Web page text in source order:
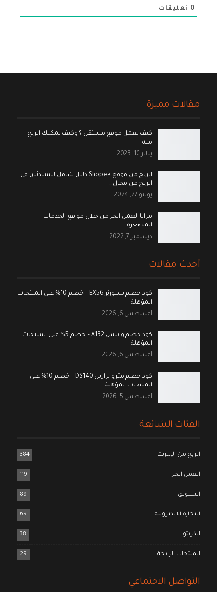
0 تعليقات
مقالات مميزة
كيف يعمل موقع مستقل ؟ وكيف يمكنك الربح
منه
يناير 10, 2023
الربح من موقع Shopee دليل شامل للمبتدئين في
الربح من مجال…
يونيو 27, 2024
مزايا العمل الحر من خلال مواقع الخدمات
المصغرة
ديسمبر 7, 2022
أحدث مقالات
كود خصم سبورتر EX56 – خصم 10% على المنتجات
المؤهلة
أغسطس 6, 2026
كود خصم وايتس A132 – خصم 5% على المنتجات
المؤهلة
أغسطس 6, 2026
كود خصم مترو برازيل DS140 – خصم 10% على
المنتجات المؤهلة
أغسطس 5, 2026
الفئات الشائعة
الربح من الإنترنت 384
العمل الحر 119
التسويق 89
التجارة الالكترونية 69
الكربتو 38
المنتجات الرابحة 29
التواصل الاجتماعي